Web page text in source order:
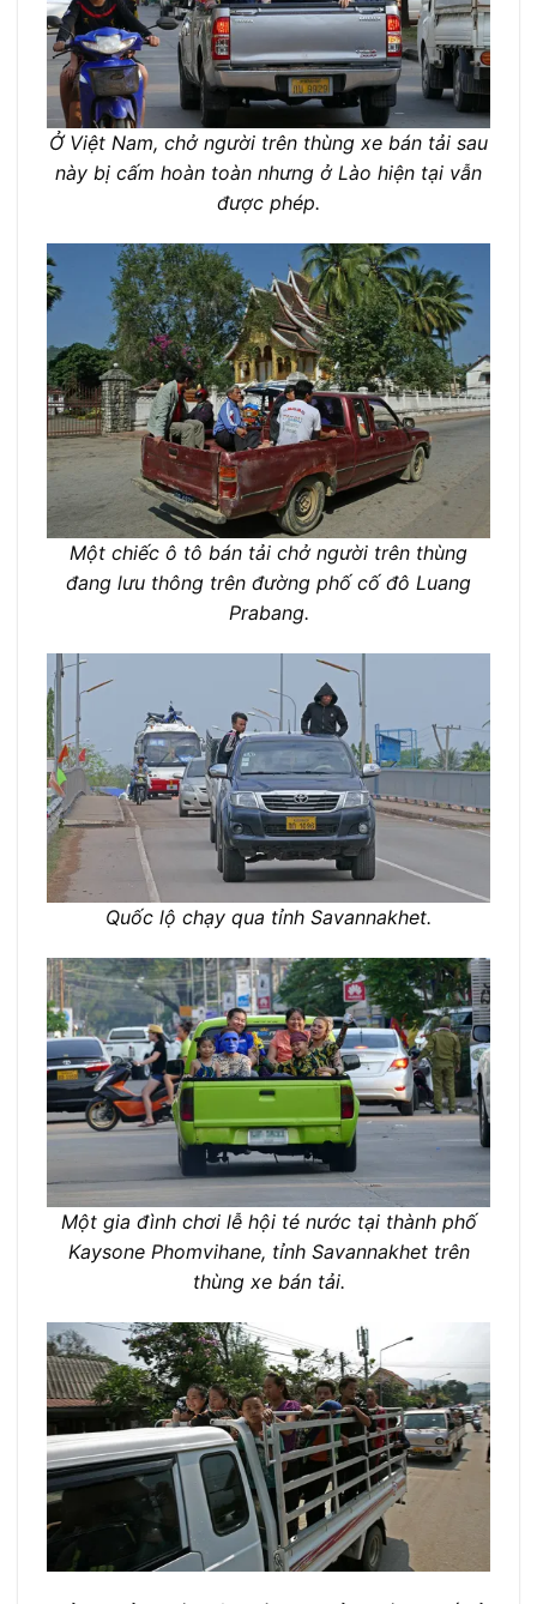
Ở Việt Nam, chở người trên thùng xe bán tải sau
này bị cấm hoàn toàn nhưng ở Lào hiện tại vẫn
được phép.
Một chiếc ô tô bán tải chở người trên thùng
đang lưu thông trên đường phố cố đô Luang
Prabang.
Quốc lộ chạy qua tỉnh Savannakhet.
Một gia đình chơi lễ hội té nước tại thành phố
Kaysone Phomvihane, tỉnh Savannakhet trên
thùng xe bán tải.